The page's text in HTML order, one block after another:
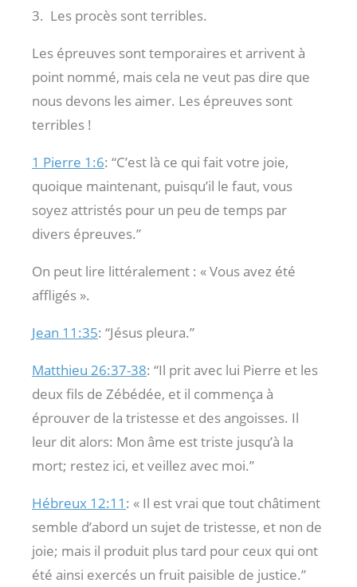
3. Les procès sont terribles.
Les épreuves sont temporaires et arrivent à
point nommé, mais cela ne veut pas dire que
nous devons les aimer. Les épreuves sont
terribles !
1 Pierre 1:6: “C’est là ce qui fait votre joie,
quoique maintenant, puisqu’il le faut, vous
soyez attristés pour un peu de temps par
divers épreuves.”
On peut lire littéralement : « Vous avez été
affligés ».
Jean 11:35: “Jésus pleura.”
Matthieu 26:37-38: “Il prit avec lui Pierre et les
deux fils de Zébédée, et il commença à
éprouver de la tristesse et des angoisses. Il
leur dit alors: Mon âme est triste jusqu’à la
mort; restez ici, et veillez avec moi.”
Hébreux 12:11 : « Il est vrai que tout châtiment
semble d’abord un sujet de tristesse, et non de
joie; mais il produit plus tard pour ceux qui ont
été ainsi exercés un fruit paisible de justice.”